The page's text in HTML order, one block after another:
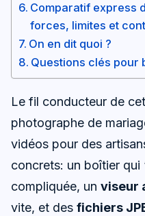
Comparatif express
forces, limites et
On en dit quoi ?
Questions clés pour
Le fil conducteur de
photographe de
vidéos pour des
concrets: un boîtier qui
compliquée, un viseur
vite, et des fichiers